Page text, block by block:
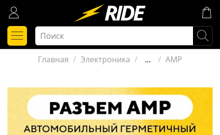
Главная Электроника ... AMP